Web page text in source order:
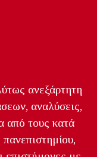
ανεξάρτητη
αναλύσεις,
από τους κατά